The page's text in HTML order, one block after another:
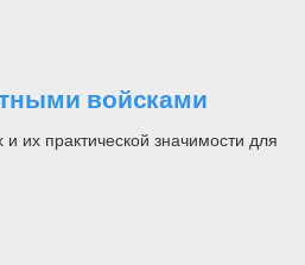
войсками
их практической значимости для